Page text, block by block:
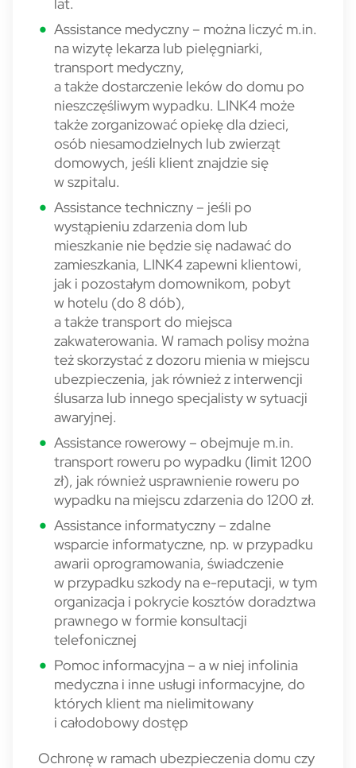
Assistance medyczny – można liczyć m.in.
na wizytę lekarza lub pielęgniarki,
transport medyczny,
a także dostarczenie leków do domu po
nieszczęśliwym wypadku. LINK4 może
także zorganizować opiekę dla dzieci,
osób niesamodzielnych lub zwierząt
domowych, jeśli klient znajdzie się
w szpitalu.
Assistance techniczny – jeśli po
wystąpieniu zdarzenia dom lub
mieszkanie nie będzie się nadawać do
zamieszkania, LINK4 zapewni klientowi,
jak i pozostałym domownikom, pobyt
w hotelu (do 8 dób),
a także transport do miejsca
zakwaterowania. W ramach polisy można
też skorzystać z dozoru mienia w miejscu
ubezpieczenia, jak również z interwencji
ślusarza lub innego specjalisty w sytuacji
awaryjnej.
Assistance rowerowy – obejmuje m.in.
transport roweru po wypadku (limit 1200
zł), jak również usprawnienie roweru po
wypadku na miejscu zdarzenia do 1200 zł.
Assistance informatyczny – zdalne
wsparcie informatyczne, np. w przypadku
awarii oprogramowania, świadczenie
w przypadku szkody na e-reputacji, w tym
organizacja i pokrycie kosztów doradztwa
prawnego w formie konsultacji
telefonicznej
Pomoc informacyjna – a w niej infolinia
medyczna i inne usługi informacyjne, do
których klient ma nielimitowany
i całodobowy dostęp
Ochronę w ramach ubezpieczenia domu czy